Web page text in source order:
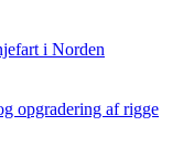
i Norden
opgradering af rigge